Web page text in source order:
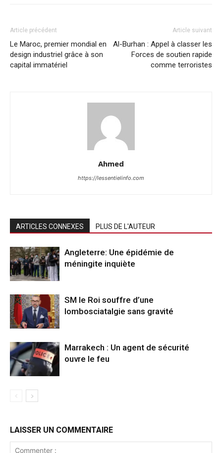
Article précédent
Le Maroc, premier mondial en
design industriel grâce à son
capital immatériel
Article suivant
Al-Burhan : Appel à classer les
Forces de soutien rapide
comme terroristes
Ahmed
https://lessentielinfo.com
ARTICLES CONNEXES PLUS DE L'AUTEUR
Angleterre: Une épidémie de
méningite inquiète
SM le Roi souffre d’une
lombosciatalgie sans gravité
Marrakech : Un agent de sécurité
ouvre le feu
LAISSER UN COMMENTAIRE